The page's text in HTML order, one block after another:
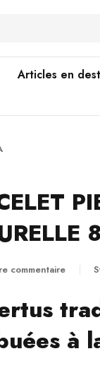
Articles en
commentaire
à